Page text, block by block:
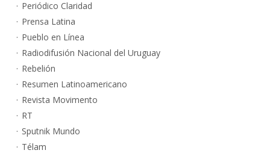
Periódico Claridad
Prensa Latina
Pueblo en Línea
Radiodifusión Nacional del Uruguay
Rebelión
Resumen Latinoamericano
Revista Movimento
RT
Sputnik Mundo
Télam